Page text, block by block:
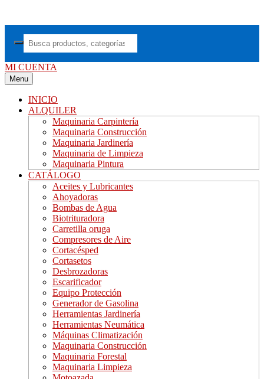
MI CUENTA
Menu
INICIO
ALQUILER
Maquinaria Carpintería
Maquinaria Construcción
Maquinaria Jardinería
Maquinaria de Limpieza
Maquinaria Pintura
CATÁLOGO
Aceites y Lubricantes
Ahoyadoras
Bombas de Agua
Biotrituradora
Carretilla oruga
Compresores de Aire
Cortacésped
Cortasetos
Desbrozadoras
Escarificador
Equipo Protección
Generador de Gasolina
Herramientas Jardinería
Herramientas Neumática
Máquinas Climatización
Maquinaria Construcción
Maquinaria Forestal
Maquinaria Limpieza